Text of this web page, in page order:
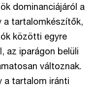
dominanciájáról a
a tartalomkészítők,
közötti egyre
az iparágon belüli
változnak.
a tartalom iránti